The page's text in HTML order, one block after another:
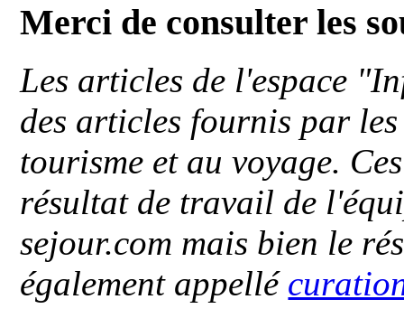
Merci de consulter les
Les articles de l'espace
des articles fournis par
tourisme et au voyage.
résultat de travail de
sejour.com mais bien le
également appellé